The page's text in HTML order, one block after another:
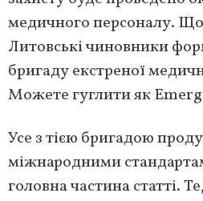
медичного персоналу.
Литовські чиновники
бригаду екстреної
Можете гуглити як
Усе з тією бригадою
міжнародними
головна частина статті.